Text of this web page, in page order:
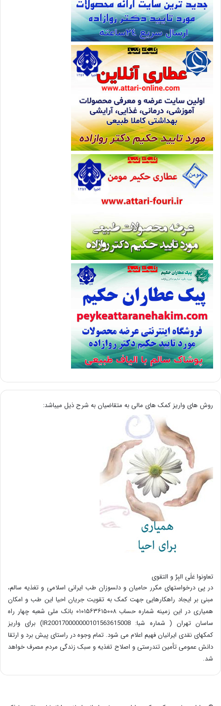
روش های واریز کمک های مالی به متقاضیان به شرح ذیل میباشد:
تعاونوا عَلَی البِرِّ و التقوی
در پی درخواستهای مکرر حامیان و دلسوزان طب ایرانی اسلامی و تغذیه سالم،
مبنی بر ایجاد راهکارهایی جهت کمک به تقویت جریان احیا این طب و امکان
همیاری در این زمینه شماره حساب ۰۱۰۱۵۶۳۶۱۵۰۰۸ بانک ملی شعبه چهار راه
ساسان تهران ( شماره شبا: IR200170000000101563615008) برای واریز
کمکهای نقدی ایرانیان فهیم اعلام می شود. تمام وجوه در راستای پیش برد و ارتقا
دانش عمومی تأمین تندرستی و اصلاح تغذیه و سبک زندگی مردم مصرف خواهد
شد.